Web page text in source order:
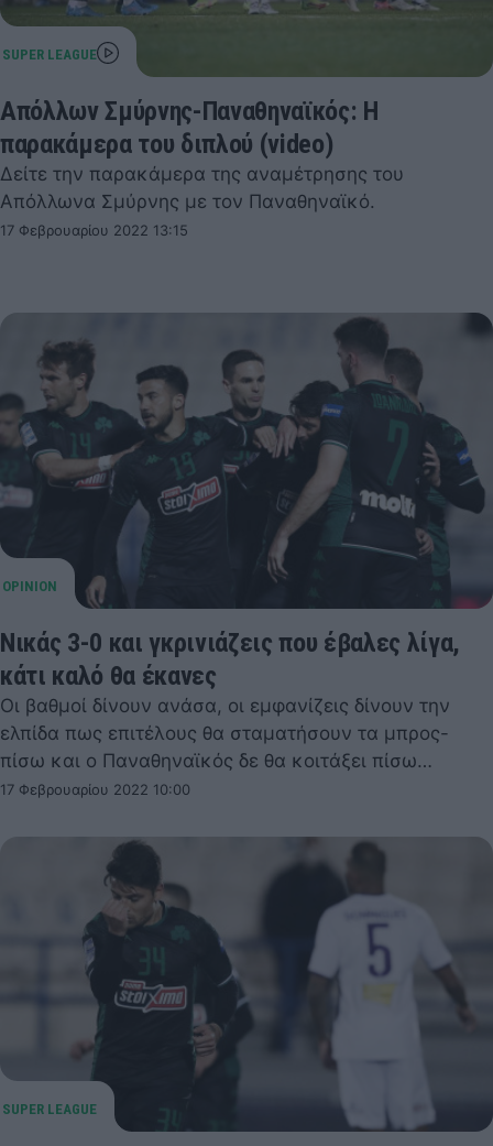
Απόλλων Σμύρνης-Παναθηναϊκός: Η
παρακάμερα του διπλού (video)
Δείτε την παρακάμερα της αναμέτρησης του
Απόλλωνα Σμύρνης με τον Παναθηναϊκό.
17 Φεβρουαρίου 2022 13:15
Νικάς 3-0 και γκρινιάζεις που έβαλες λίγα,
κάτι καλό θα έκανες
Οι βαθμοί δίνουν ανάσα, οι εμφανίζεις δίνουν την
ελπίδα πως επιτέλους θα σταματήσουν τα μπρος-
πίσω και ο Παναθηναϊκός δε θα κοιτάξει πίσω…
17 Φεβρουαρίου 2022 10:00